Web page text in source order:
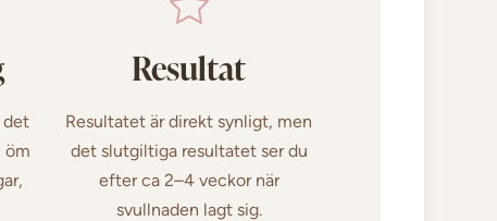
det
öm
Resultat
Resultatet är direkt synligt, men
det slutgiltiga resultatet ser du
efter ca 2–4 veckor när
svullnaden lagt sig.